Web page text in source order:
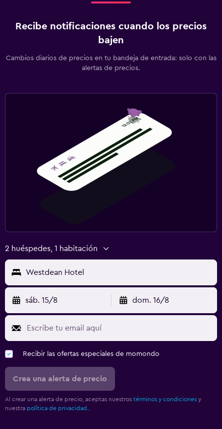
Recibe notificaciones cuando los precios
bajen
Cambios diarios de precios en tu bandeja de entrada: solo con las
alertas de precios.
2 huéspedes, 1 habitación
Westdean Hotel
sáb. 15/8 dom. 16/8
Recibir las ofertas especiales de momondo
Crea una alerta de precio
Al crear una alerta de precio, aceptas nuestros términos y condiciones y
nuestra política de privacidad.